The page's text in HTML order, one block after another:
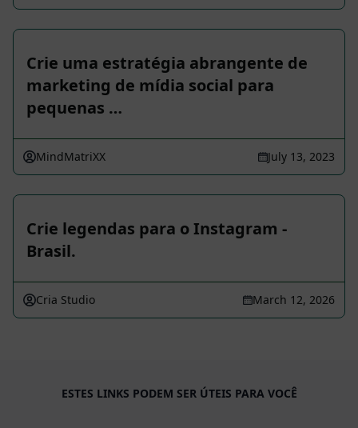
Crie uma estratégia abrangente de
marketing de mídia social para
pequenas …
MindMatriXX July 13, 2023
Crie legendas para o Instagram -
Brasil.
Cria Studio March 12, 2026
ESTES LINKS PODEM SER ÚTEIS PARA VOCÊ